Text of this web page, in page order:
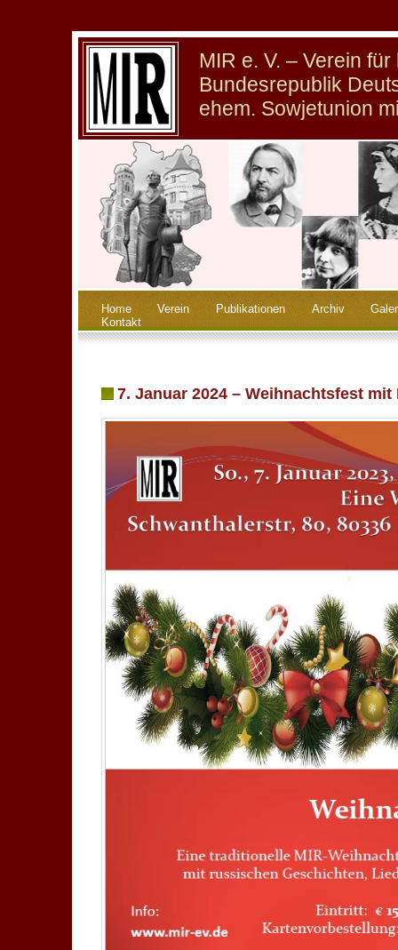
MIR e. V. – Verein
Bundesrepublik
ehem. Sowjetunion
Home Verein Publikationen Archiv
Kontakt
7. Januar 2024 – Weihnachtsfest mit